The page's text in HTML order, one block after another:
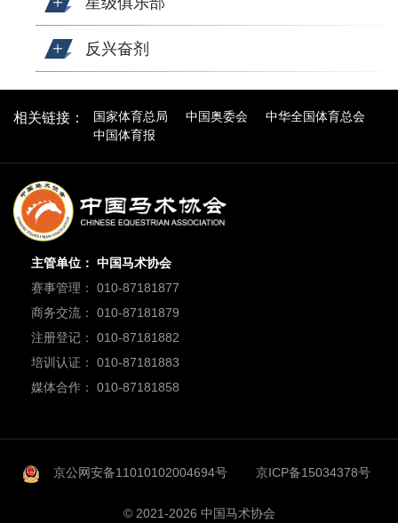
反兴奋剂
相关链接： 国家体育总局 中国奥委会
中华全国体育总会
中国体育报
主管单位： 中国马术协会
赛事管理： 010-87181877
商务交流： 010-87181879
注册登记： 010-87181882
培训认证： 010-87181883
媒体合作： 010-87181858
京公网安备11010102004694号 京ICP备15034378号
© 2021-2026 中国马术协会